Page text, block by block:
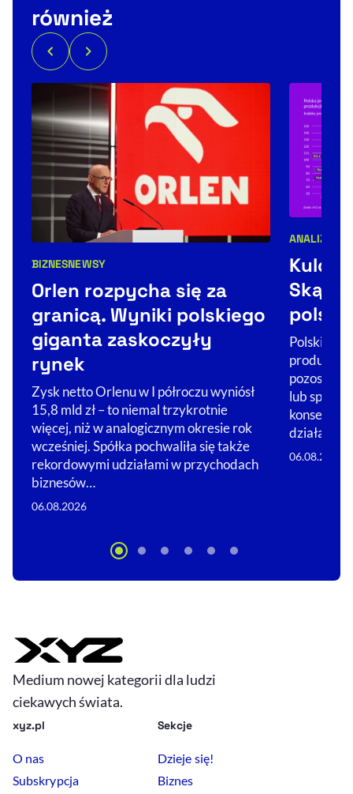
również
Kategorie artykułu:
BIZNESNEWSY
Orlen rozpycha się za
granicą. Wyniki polskiego
giganta zaskoczyły
rynek
Zysk netto Orlenu w I półroczu wyniósł
15,8 mld zł – to niemal trzykrotnie
więcej, niż w analogicznym okresie rok
wcześniej. Spółka pochwaliła się także
rekordowymi udziałami w przychodach
biznesów…
06.08.2026
ANALIZY
Skąd
Polski
produkcja
pozostaje
lub
06.08.2026
Medium nowej kategorii dla ludzi
ciekawych świata.
xyz.pl
O nas
Subskrypcja
Sekcje
Dzieje się!
Biznes